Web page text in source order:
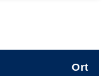
Ort